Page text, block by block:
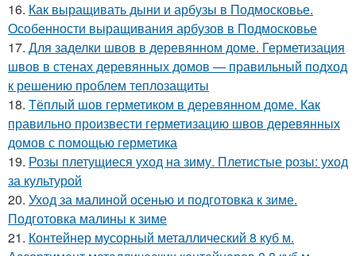
16. Как выращивать дыни и арбузы в Подмосковье.
Особенности выращивания арбузов в Подмосковье
17. Для заделки швов в деревянном доме. Герметизация
швов в стенах деревянных домов — правильный подход
к решению проблем теплозащиты
18. Тёплый шов герметиком в деревянном доме. Как
правильно произвести герметизацию швов деревянных
домов с помощью герметика
19. Розы плетущиеся уход на зиму. Плетистые розы: уход
за культурой
20. Уход за малиной осенью и подготовка к зиме.
Подготовка малины к зиме
21. Контейнер мусорный металлический 8 куб м.